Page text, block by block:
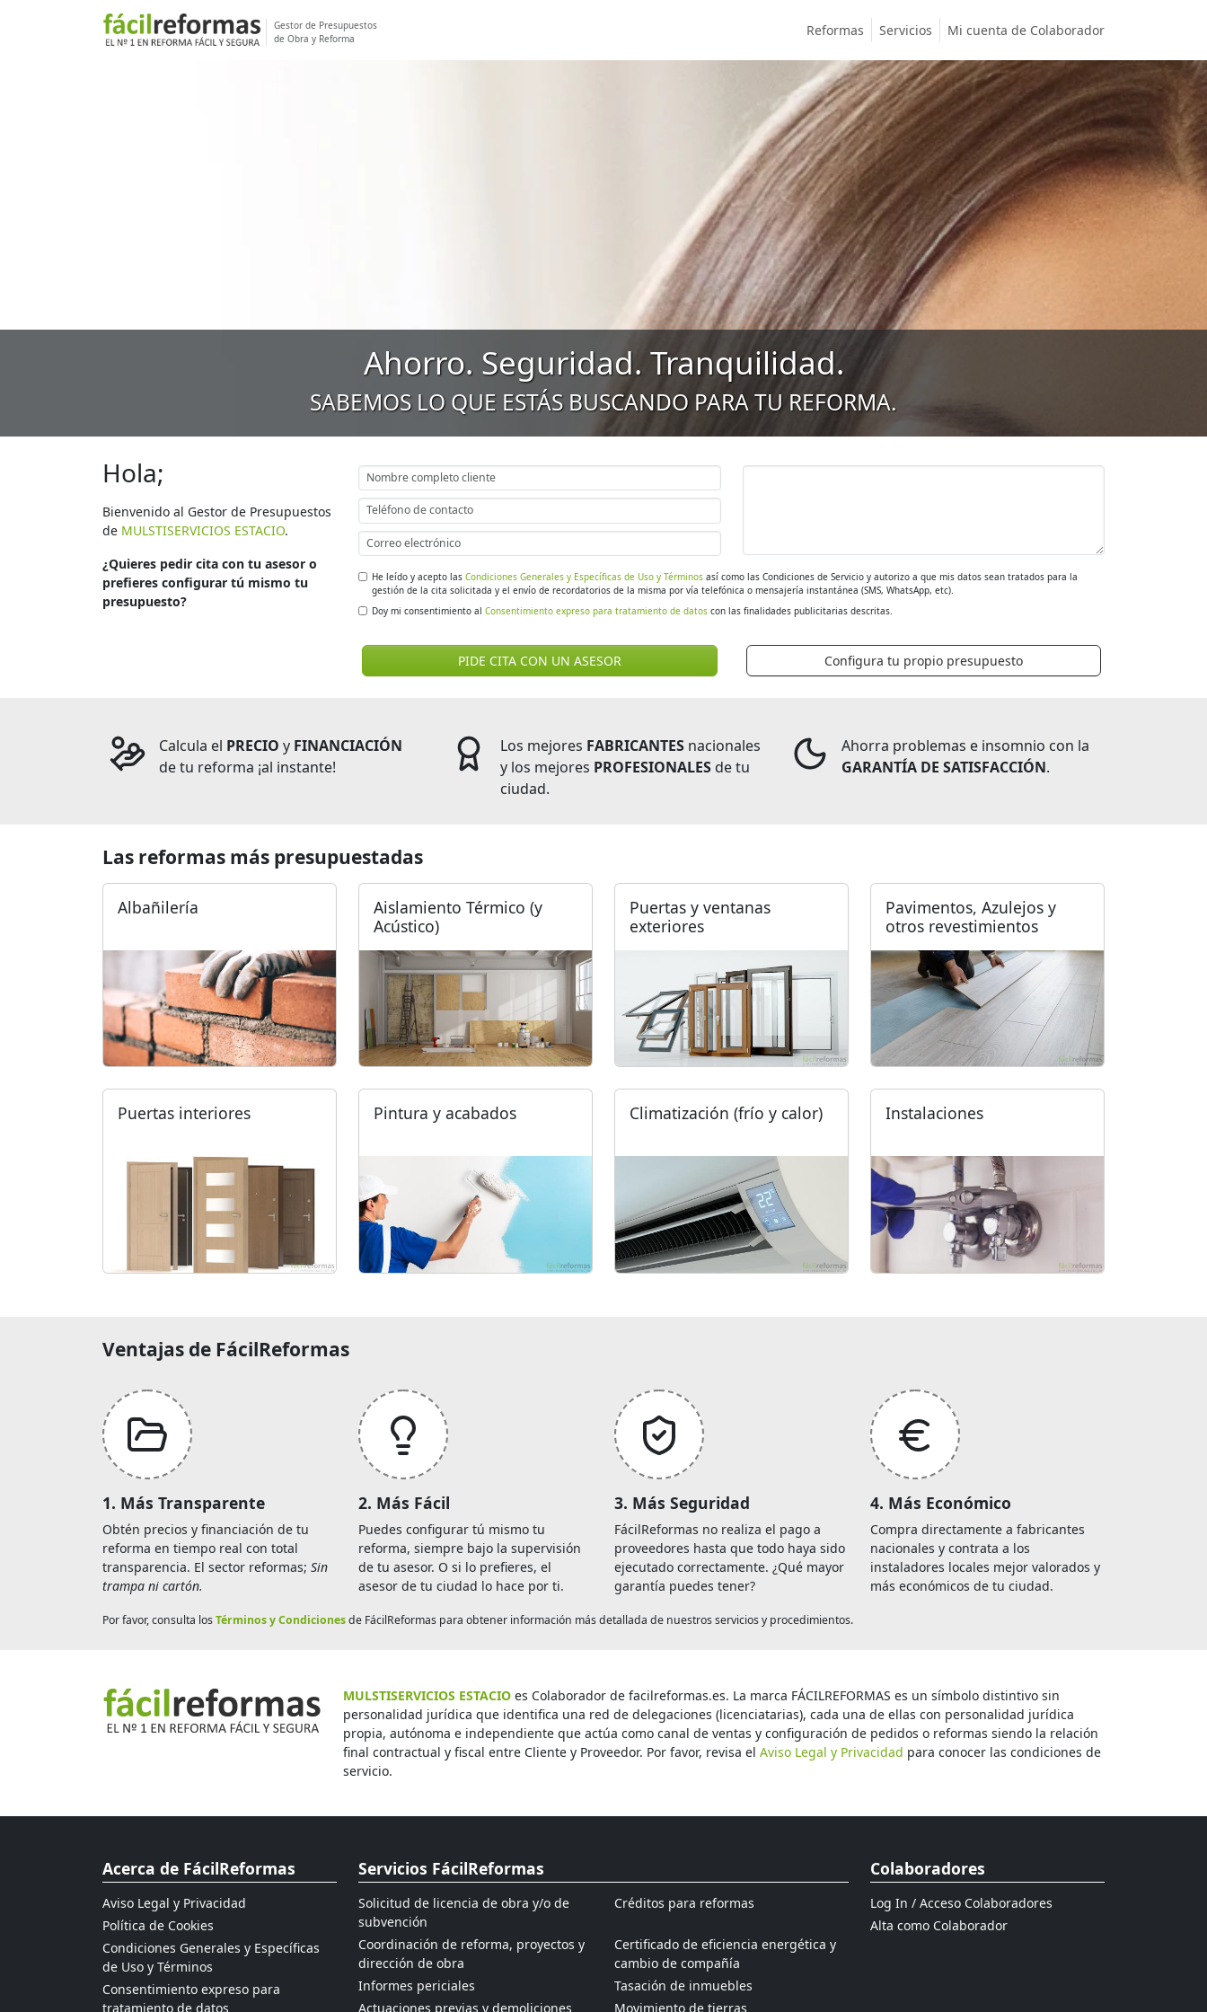
Gestor de Presupuestos
de Obra y Reforma
Reformas Servicios Mi cuenta de Colaborador
Ahorro. Seguridad. Tranquilidad.
SABEMOS LO QUE ESTÁS BUSCANDO PARA TU REFORMA.
Hola;
Bienvenido al Gestor de Presupuestos
de MULSTISERVICIOS ESTACIO.
¿Quieres pedir cita con tu asesor o
prefieres configurar tú mismo tu
presupuesto?
He leído y acepto las Condiciones Generales y Específicas de Uso y Términos así como las Condiciones de Servicio y autorizo a que mis datos sean tratados para la
gestión de la cita solicitada y el envío de recordatorios de la misma por vía telefónica o mensajería instantánea (SMS, WhatsApp, etc).
Doy mi consentimiento al Consentimiento expreso para tratamiento de datos con las finalidades publicitarias descritas.
PIDE CITA CON UN ASESOR Configura tu propio presupuesto
Calcula el PRECIO y FINANCIACIÓN
de tu reforma ¡al instante!
Los mejores FABRICANTES nacionales
y los mejores PROFESIONALES de tu
ciudad.
Ahorra problemas e insomnio con la
GARANTÍA DE SATISFACCIÓN.
Las reformas más presupuestadas
Albañilería
Aislamiento Térmico (y
Acústico)
Puertas y ventanas
exteriores
Pavimentos, Azulejos y
otros revestimientos
Puertas interiores Pintura y acabados Climatización (frío y calor) Instalaciones
Ventajas de FácilReformas
1. Más Transparente
Obtén precios y financiación de tu
reforma en tiempo real con total
transparencia. El sector reformas; Sin
trampa ni cartón.
2. Más Fácil
Puedes configurar tú mismo tu
reforma, siempre bajo la supervisión
de tu asesor. O si lo prefieres, el
asesor de tu ciudad lo hace por ti.
3. Más Seguridad
FácilReformas no realiza el pago a
proveedores hasta que todo haya sido
ejecutado correctamente. ¿Qué mayor
garantía puedes tener?
4. Más Económico
Compra directamente a fabricantes
nacionales y contrata a los
instaladores locales mejor valorados y
más económicos de tu ciudad.
Por favor, consulta losTérminos y Condicionesde FácilReformas para obtener información más detallada de nuestros servicios y procedimientos.
MULSTISERVICIOS ESTACIO es Colaborador de facilreformas.es. La marca FÁCILREFORMAS es un símbolo distintivo sin
personalidad jurídica que identifica una red de delegaciones (licenciatarias), cada una de ellas con personalidad jurídica
propia, autónoma e independiente que actúa como canal de ventas y configuración de pedidos o reformas siendo la relación
final contractual y fiscal entre Cliente y Proveedor. Por favor, revisa el Aviso Legal y Privacidad para conocer las condiciones de
servicio.
Acerca de FácilReformas
Aviso Legal y Privacidad
Política de Cookies
Condiciones Generales y Específicas
de Uso y Términos
Consentimiento expreso para
tratamiento de datos
Servicios FácilReformas
Solicitud de licencia de obra y/o de
subvención
Créditos para reformas
Coordinación de reforma, proyectos y
dirección de obra
Certificado de eficiencia energética y
cambio de compañía
Informes periciales
Tasación de inmuebles
Actuaciones previas y demoliciones
Movimiento de tierras
Colaboradores
Log In / Acceso Colaboradores
Alta como Colaborador